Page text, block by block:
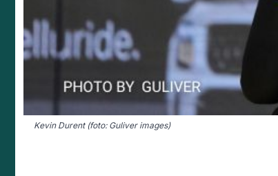
Kevin Durent (foto: Guliver images)